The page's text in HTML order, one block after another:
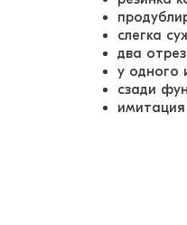
слегка
два
у одного
сзади